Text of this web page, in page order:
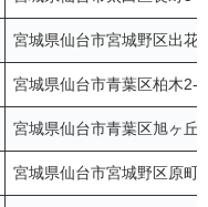
宮城県仙台市宮城野区出
宮城県仙台市青葉区柏木
宮城県仙台市青葉区旭ヶ
宮城県仙台市宮城野区原